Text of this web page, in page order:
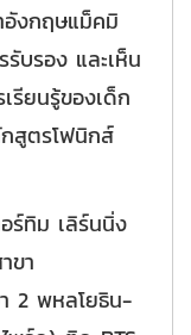
งกฤษแม็คมิ
บรอง และเห็น
รียนรู้ของเด็ก
สูตรโฟนิกส์
ร์ทิม เลิร์นนิ่ง
ขา
2 พหลโยธิน-